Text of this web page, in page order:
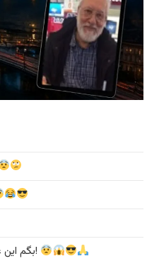
بگم این غذا قیمتش چن بود, شاخ درمیارین!